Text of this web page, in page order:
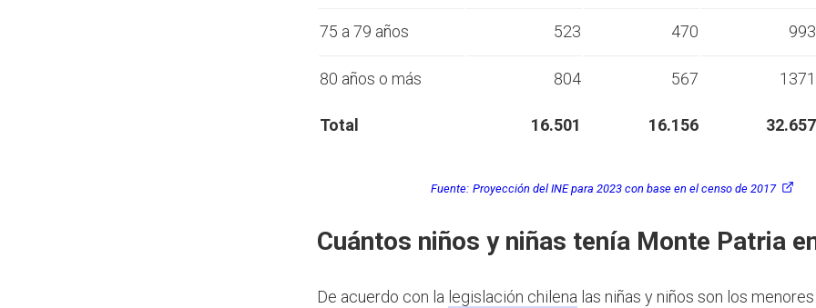
75 a 79 años 523 470 993
80 años o más 804 567 1371
Total 16.501 16.156 32.657
Fuente: Proyección del INE para 2023 con base en el censo de 2017
Cuántos niños y niñas tenía Monte Patria
De acuerdo con la legislación chilena las niñas y niños son los